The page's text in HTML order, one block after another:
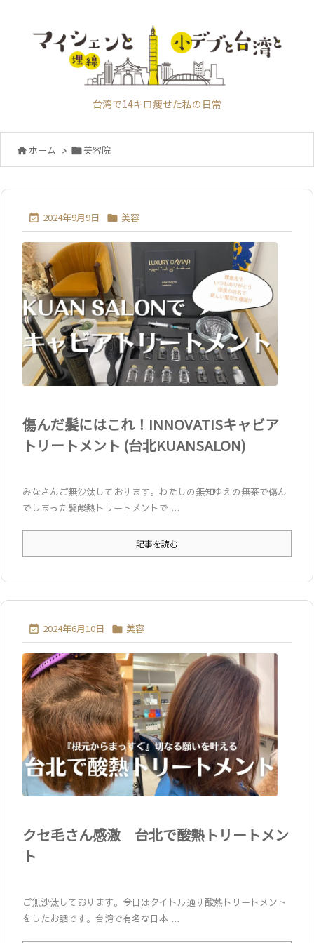
台湾で14キロ痩せた私の日常
 ホーム > 美容院
 2024年9月9日  美容
傷んだ髪にはこれ！INNOVATISキャビア
トリートメント (台北KUANSALON)
みなさんご無沙汰しております。わたしの無知ゆえの無茶で傷ん
でしまった髪酸熱トリートメントで ...
記事を読む
 2024年6月10日  美容
クセ毛さん感激 台北で酸熱トリートメン
ト
ご無沙汰しております。今日はタイトル通り酸熱トリートメント
をしたお話です。台湾で有名な日本 ...